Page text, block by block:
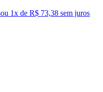
ou 1x de R$ 73,38 sem juros